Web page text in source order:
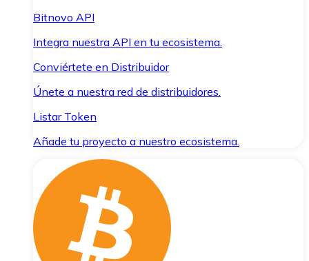
Bitnovo API
Integra nuestra API en tu ecosistema.
Conviértete en Distribuidor
Únete a nuestra red de distribuidores.
Listar Token
Añade tu proyecto a nuestro ecosistema.